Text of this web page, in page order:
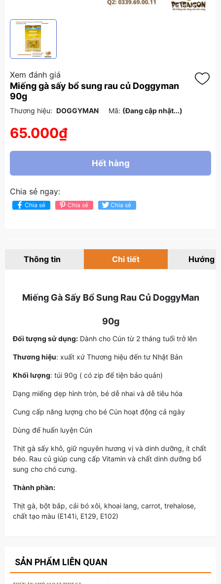
Xem đánh giá
Miếng gà sấy bổ sung rau củ Doggyman
90g
Thương hiệu: DOGGYMAN Mã: (Đang cập nhật...)
65.000₫
Hết hàng
Chia sẻ ngay:
Chia sẻ Chia sẻ Chia sẻ
Thông tin Chi tiết Hướng
Miếng Gà Sấy Bổ Sung Rau Củ DoggyMan
90g
Đối tượng sử dụng: Dành cho Cún từ 2 tháng tuổi trở lên
Thương hiệu: xuất xứ Thương hiệu đến tư Nhật Bản
Khối lượng: túi 90g ( có zip để tiện bảo quản)
Dạng miếng dẹp hình tròn, bé dễ nhai và dễ tiêu hóa
Cung cấp năng lượng cho bé Cún hoạt động cả ngày
Dùng để huấn luyện Cún
Thịt gà sấy khô, giữ nguyên hương vị và dinh dưỡng, ít chất
béo. Rau củ giúp cung cấp Vitamin và chất dinh dưỡng bổ
sung cho chó cưng.
Thành phần:
Thịt gà, bột bắp, cải bó xôi, khoai lang, carrot, trehalose,
chất tạo màu (E141i, E129, E102)
SẢN PHẨM LIÊN QUAN